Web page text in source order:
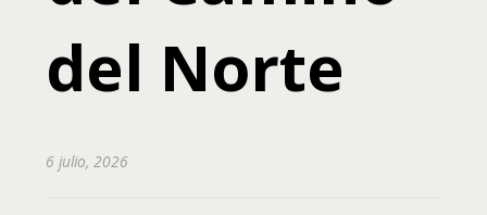
del Norte
6 julio, 2026